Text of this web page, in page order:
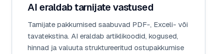
AI eraldab tarnijate vastused
Tarnijate pakkumised saabuvad PDF-, Exceli- või
tavatekstina. AI eraldab artiklikoodid, kogused,
hinnad ja valuuta struktureeritud ostupakkumise